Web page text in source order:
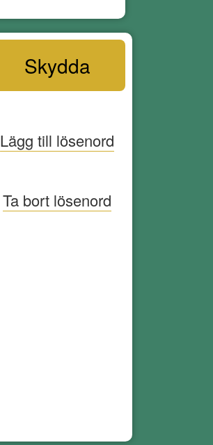
Skydda
Lägg till lösenord
Ta bort lösenord